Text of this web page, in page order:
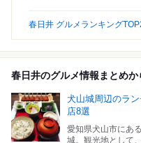
春日井 グルメランキング
春日井のグルメ情報まとめか
犬山城周辺のラ
店8選
愛知県犬山市にあ
城。観光地として